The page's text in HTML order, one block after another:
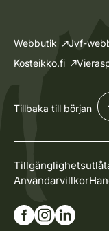
Webbutik Jvf-
Kosteikko.fi
Tillbaka till början
Användarvillkor